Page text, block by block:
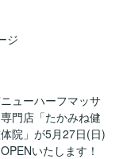
ジ
ューハーフマッサ
門店「たかみね健
院」が5月27日(日)
いたします！